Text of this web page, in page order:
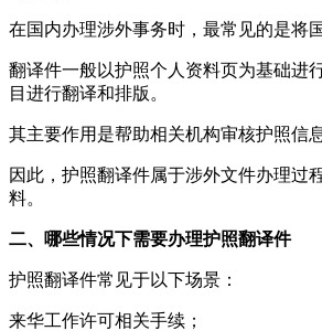
在国内办理涉外事务时，最常见的是将
翻译件一般以护照个人资料页为基础进
目进行翻译和排版。
其主要作用是帮助相关机构审核护照信
因此，护照翻译件属于涉外文件办理过
料。
二、哪些情况下需要办理护照翻译件
护照翻译件常见于以下场景：
来华工作许可相关手续；